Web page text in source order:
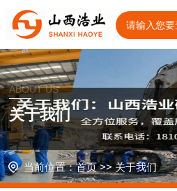
ABOUT US
关于我们
当前位置：首页>>关于我们